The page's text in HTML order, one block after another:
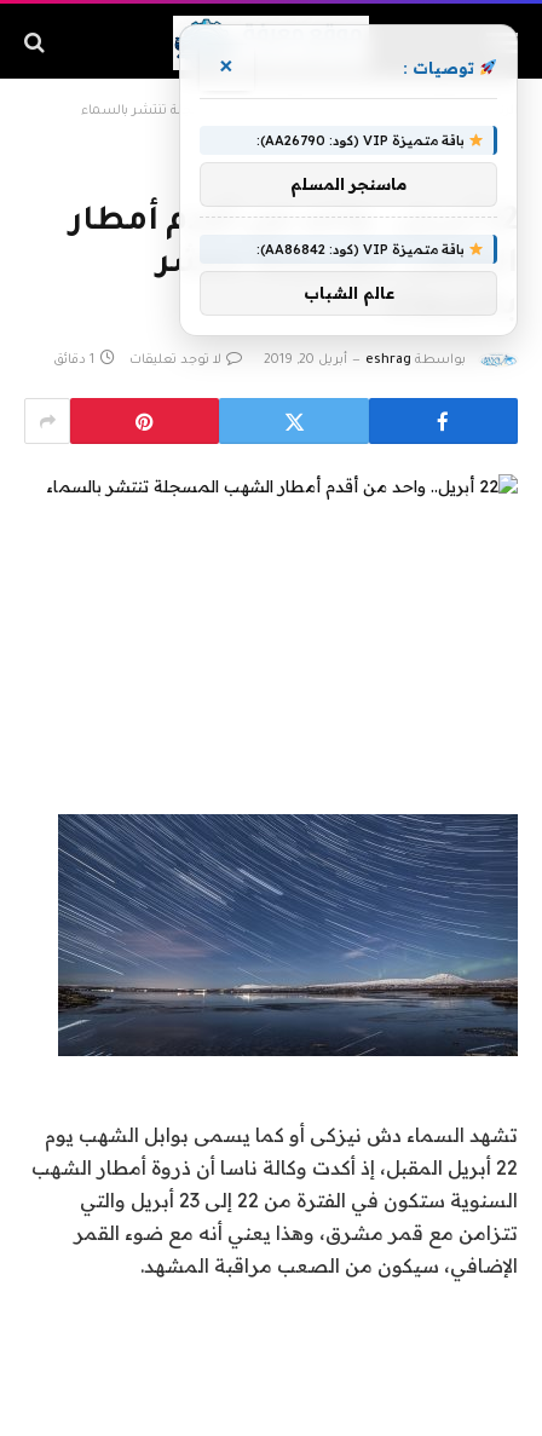
22 أبريل.. واحد من أقدم أمطار
الشهب المسجلة تنتشر
بالسماء
بواسطة eshrag أبريل 20, 2019 لا توجد تعليقات 1 دقائق
تشهد السماء دش نيزكى أو كما يسمى بوابل الشهب يوم
22 أبريل المقبل، إذ أكدت وكالة ناسا أن ذروة أمطار الشهب
السنوية ستكون في الفترة من 22 إلى 23 أبريل والتي
تتزامن مع قمر مشرق، وهذا يعني أنه مع ضوء القمر
الإضافي، سيكون من الصعب مراقبة المشهد.
توصيات : ×
باقة متميزة VIP (كود: AA26790):
ماسنجر المسلم
باقة متميزة VIP (كود: AA86842):
عالم الشباب